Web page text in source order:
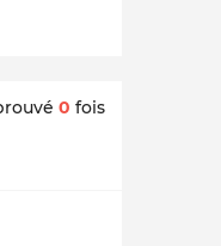
0 fois